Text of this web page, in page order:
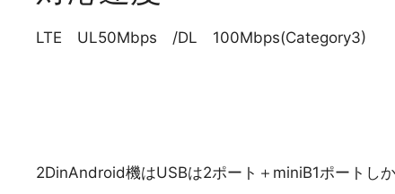
LTE UL50Mbps /DL 100Mbps(Category3)
2DinAndroid機はUSBは2ポート＋miniB1ポートし